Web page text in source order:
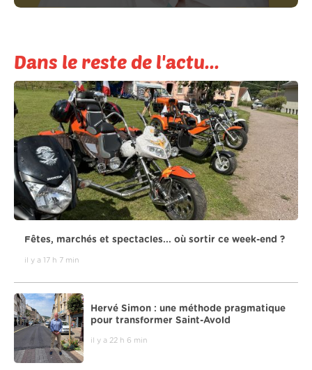
Dans le reste de l'actu...
Fêtes, marchés et spectacles... où sortir ce week-end ?
il y a 17 h 7 min
Hervé Simon : une méthode pragmatique
pour transformer Saint-Avold
il y a 22 h 6 min